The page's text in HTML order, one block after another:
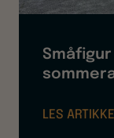
LES